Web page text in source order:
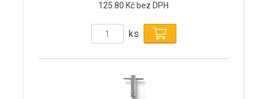
125.80 Kč bez DPH
ks